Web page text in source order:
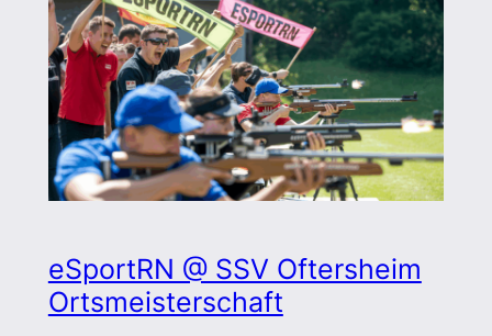
eSportRN @ SSV Oftersheim
Ortsmeisterschaft